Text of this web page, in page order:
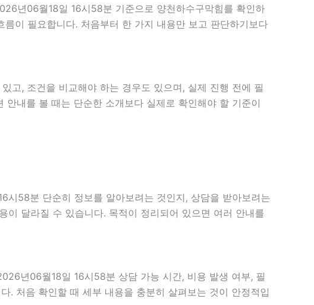
년06월18일 16시58분 기준으로 양천하수구막힘를 확인하
이 필요합니다. 처음부터 한 가지 내용만 보고 판단하기보다
고, 조건을 비교해야 하는 경우도 있으며, 실제 진행 전에 필
내를 볼 때는 단순한 소개보다 실제로 확인해야 할 기준이
58분 단순히 정보를 알아보려는 것인지, 상담을 받아보려는
이 달라질 수 있습니다. 목적이 정리되어 있으면 여러 안내를
년06월18일 16시58분 상담 가능 시간, 비용 발생 여부, 필
. 처음 확인할 때 세부 내용을 충분히 살펴보는 것이 안정적입